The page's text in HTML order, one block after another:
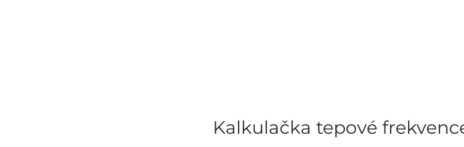
Kalkulačka tepové